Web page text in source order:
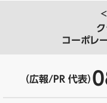
コーポレ
（広報/PR 代表）